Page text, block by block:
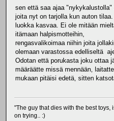
sen että saa ajaa
joita nyt on tarjolla kun auton
luokka kasvaa. Ei ole mitään
itämaan halpismotteihin,
rengasvalikoimaa niihin joita
olemaan varastossa edelliseltä
Odotan että porukasta joku ottaa
määräätte missä mennään,
mukaan pitäisi edetä, sitten
"The guy that dies with the best toys,
on trying.. :)